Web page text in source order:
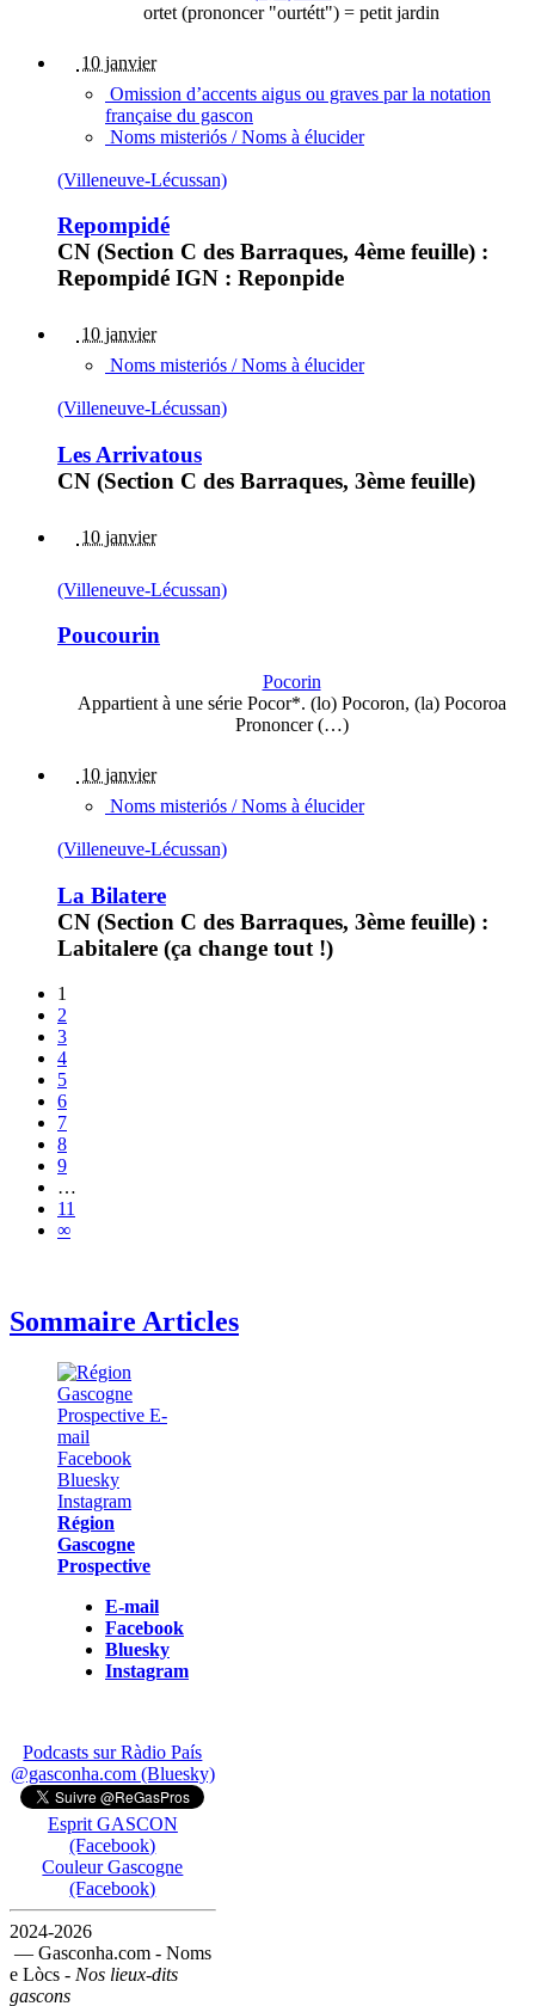
ortet (prononcer "ourtétt") = petit jardin
10 janvier
Omission d’accents aigus ou graves par la notation
française du gascon
Noms misteriós / Noms à élucider
(Villeneuve-Lécussan)
Repompidé
CN (Section C des Barraques, 4ème feuille) :
Repompidé IGN : Reponpide
10 janvier
Noms misteriós / Noms à élucider
(Villeneuve-Lécussan)
Les Arrivatous
CN (Section C des Barraques, 3ème feuille)
10 janvier
(Villeneuve-Lécussan)
Poucourin
Pocorin
Appartient à une série Pocor*. (lo) Pocoron, (la) Pocoroa
Prononcer (…)
10 janvier
Noms misteriós / Noms à élucider
(Villeneuve-Lécussan)
La Bilatere
CN (Section C des Barraques, 3ème feuille) :
Labitalere (ça change tout !)
1
2
3
4
5
6
7
8
9
…
11
∞
Sommaire Articles
Région
Gascogne
Prospective
E-mail
Facebook
Bluesky
Instagram
Podcasts sur Ràdio País
@gasconha.com (Bluesky)
Esprit GASCON
(Facebook)
Couleur Gascogne
(Facebook)
2024-2026
— Gasconha.com - Noms
e Lòcs - Nos lieux-dits
gascons